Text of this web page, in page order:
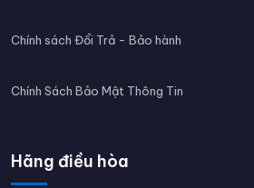
Chính sách Đổi Trả - Bảo hành
Chính Sách Bảo Mật Thông Tin
Hãng điều hòa